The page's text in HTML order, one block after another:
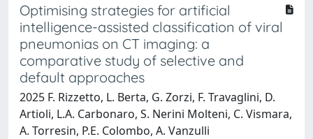
Optimising strategies for artificial
intelligence-assisted classification of viral
pneumonias on CT imaging: a
comparative study of selective and
default approaches
2025 F. Rizzetto, L. Berta, G. Zorzi, F. Travaglini, D.
Artioli, L.A. Carbonaro, S. Nerini Molteni, C. Vismara,
A. Torresin, P.E. Colombo, A. Vanzulli